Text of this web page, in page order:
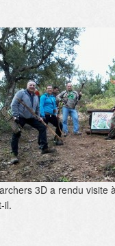
3D a rendu visite
il.